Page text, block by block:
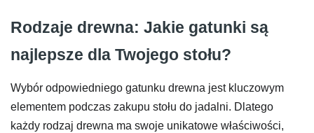
Rodzaje drewna: Jakie gatunki są
najlepsze dla Twojego stołu?
Wybór odpowiedniego gatunku drewna jest kluczowym
elementem podczas zakupu stołu do jadalni. Dlatego
każdy rodzaj drewna ma swoje unikatowe właściwości,